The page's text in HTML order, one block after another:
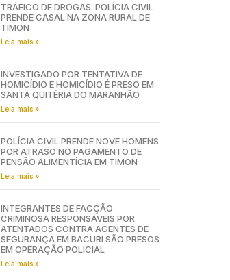
TRÁFICO DE DROGAS: POLÍCIA CIVIL
PRENDE CASAL NA ZONA RURAL DE
TIMON
Leia mais »
INVESTIGADO POR TENTATIVA DE
HOMICÍDIO E HOMICÍDIO É PRESO EM
SANTA QUITÉRIA DO MARANHÃO
Leia mais »
POLÍCIA CIVIL PRENDE NOVE HOMENS
POR ATRASO NO PAGAMENTO DE
PENSÃO ALIMENTÍCIA EM TIMON
Leia mais »
INTEGRANTES DE FACÇÃO
CRIMINOSA RESPONSÁVEIS POR
ATENTADOS CONTRA AGENTES DE
SEGURANÇA EM BACURI SÃO PRESOS
EM OPERAÇÃO POLICIAL
Leia mais »